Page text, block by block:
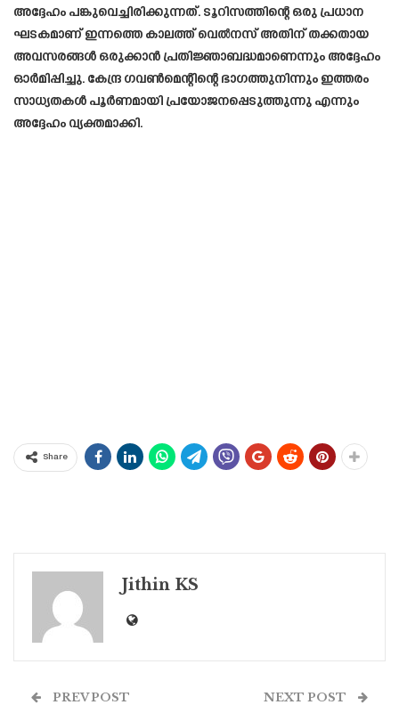
അദ്ദേഹം പങ്കുവെച്ചിരിക്കുന്നത്. ടൂറിസത്തിന്റെ ഒരു പ്രധാന
ഘടകമാണ് ഇന്നത്തെ കാലത്ത് വെൽനസ് അതിന് തക്കതായ
അവസരങ്ങൾ ഒരുക്കാൻ പ്രതിജ്ഞാബദ്ധമാണെന്നും അദ്ദേഹം
ഓർമിപ്പിച്ചു. കേന്ദ്ര ഗവൺമെന്റിന്റെ ഭാഗത്തുനിന്നും ഇത്തരം
സാധ്യതകൾ പൂർണമായി പ്രയോജനപ്പെടുത്തുന്നു എന്നും
അദ്ദേഹം വ്യക്തമാക്കി.
Share
Jithin KS
PREV POST NEXT POST